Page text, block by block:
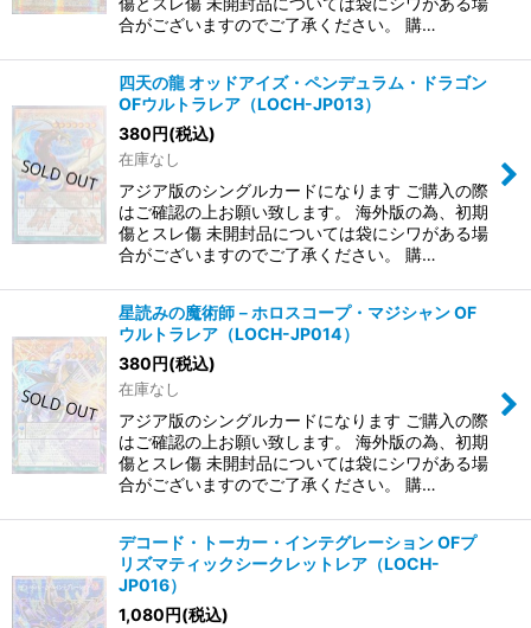
合がございますのでご了承ください。 購…
四天の龍 オッドアイズ・ペンデュラム・ドラゴン
OFウルトラレア（LOCH-JP013）
380円(税込)
在庫なし
アジア版のシングルカードになります ご購入の際
はご確認の上お願い致します。 海外版の為、初期
傷とスレ傷 未開封品については袋にシワがある場
合がございますのでご了承ください。 購…
星読みの魔術師－ホロスコープ・マジシャン OF
ウルトラレア（LOCH-JP014）
380円(税込)
在庫なし
アジア版のシングルカードになります ご購入の際
はご確認の上お願い致します。 海外版の為、初期
傷とスレ傷 未開封品については袋にシワがある場
合がございますのでご了承ください。 購…
デコード・トーカー・インテグレーション OFプ
リズマティックシークレットレア（LOCH-
JP016）
1,080円(税込)